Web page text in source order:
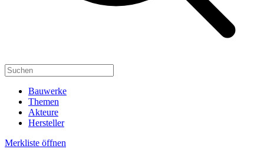
Bauwerke
Themen
Akteure
Hersteller
Merkliste öffnen